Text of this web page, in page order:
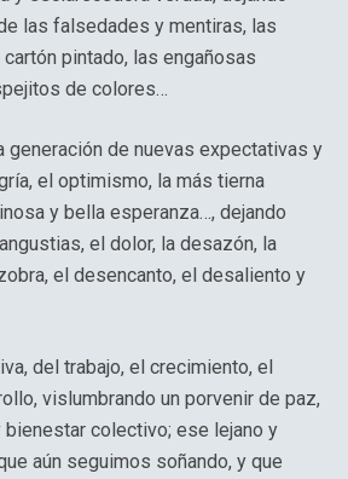
las falsedades y mentiras, las
pintado, las engañosas
de colores…
generación de nuevas expectativas y
el optimismo, la más tierna
y bella esperanza…, dejando
el dolor, la desazón, la
el desencanto, el desaliento y
del trabajo, el crecimiento, el
vislumbrando un porvenir de paz,
bienestar colectivo; ese lejano y
aún seguimos soñando, y que